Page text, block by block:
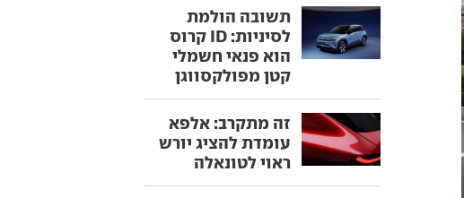
תשובה הולמת
לסיניות: ID קרוס
הוא פנאי חשמלי
קטן מפולקסווגן
זה מתקרב: אלפא
עומדת להציג יורש
ראוי לטונאלה